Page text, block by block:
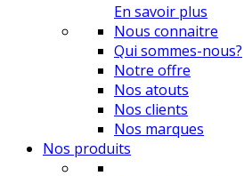
En savoir plus
Nous connaitre
Qui sommes-nous?
Notre offre
Nos atouts
Nos clients
Nos marques
Nos produits